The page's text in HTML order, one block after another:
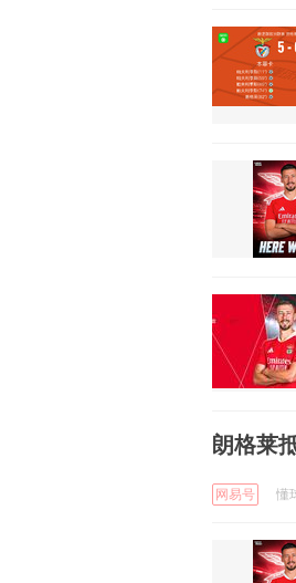
朗格莱
网易号 懂